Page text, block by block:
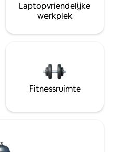
Laptopvriendelijke
werkplek
Fitnessruimte